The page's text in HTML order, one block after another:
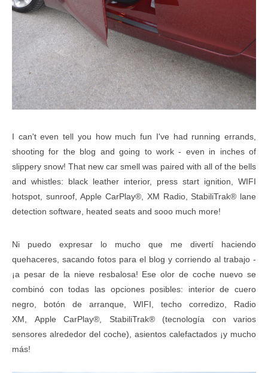
I can't even tell you how much fun I've had running errands,
shooting for the blog and going to work - even in inches of
slippery snow! That new car smell was paired with all of the bells
and whistles: black leather interior, press start ignition, WIFI
hotspot, sunroof,Apple CarPlay®, XM Radio, StabiliTrak® lane
detection software, heated seats and sooo much more!
Ni puedo expresar lo mucho que me divertí haciendo
quehaceres, sacando fotos para el blog y corriendo al trabajo -
¡a pesar de la nieve resbalosa! Ese olor de coche nuevo se
combinó con todas las opciones posibles: interior de cuero
negro, botón de arranque, WIFI, techo corredizo, Radio
XM, Apple CarPlay®, StabiliTrak® (tecnología con varios
sensores alrededor del coche)
asientos calefactados ¡y mucho
más!